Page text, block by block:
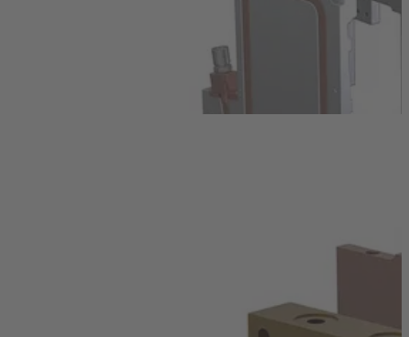
Einseitg eingepresste Kupfer‑, Aluminium‑, oder
Edelstahlrohre für hohe Verlustleistungen. (...)